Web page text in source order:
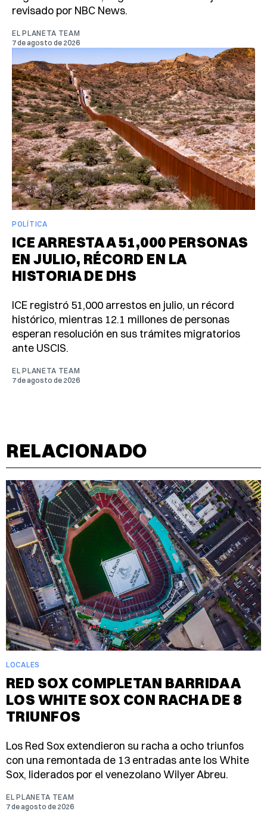
revisado por NBC News.
EL PLANETA TEAM
7 de agosto de 2026
POLÍTICA
ICE ARRESTA A 51,000 PERSONAS
EN JULIO, RÉCORD EN LA
HISTORIA DE DHS
ICE registró 51,000 arrestos en julio, un récord
histórico, mientras 12.1 millones de personas
esperan resolución en sus trámites migratorios
ante USCIS.
EL PLANETA TEAM
7 de agosto de 2026
RELACIONADO
LOCALES
RED SOX COMPLETAN BARRIDA A
LOS WHITE SOX CON RACHA DE 8
TRIUNFOS
Los Red Sox extendieron su racha a ocho triunfos
con una remontada de 13 entradas ante los White
Sox, liderados por el venezolano Wilyer Abreu.
EL PLANETA TEAM
7 de agosto de 2026